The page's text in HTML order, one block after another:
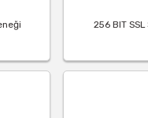
256 BIT